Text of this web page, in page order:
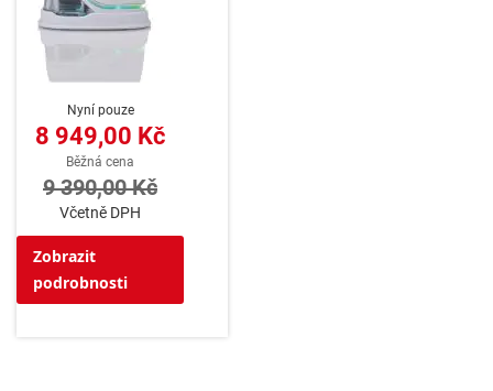
Nyní pouze
8 949,00 Kč
Běžná cena
9 390,00 Kč
Včetně DPH
Zobrazit
podrobnosti